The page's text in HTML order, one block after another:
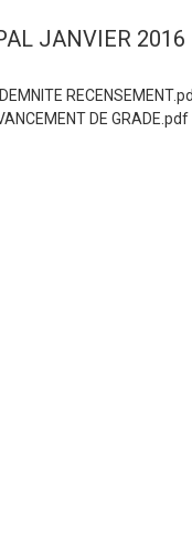
JANVIER 2016
DE GRADE.pdf